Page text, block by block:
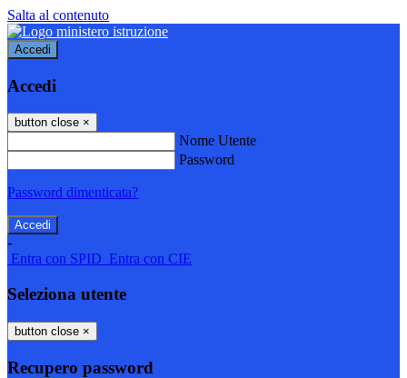
Salta al contenuto
Accedi
Accedi
button close ×
Nome Utente
Password
Password dimenticata?
-
Entra con SPID Entra con CIE
Seleziona utente
button close ×
Recupero password